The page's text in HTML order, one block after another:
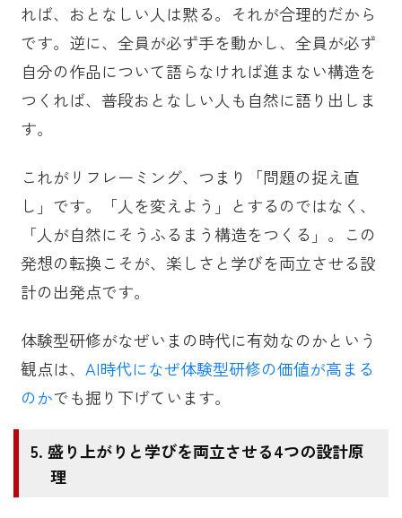
れば、おとなしい人は黙る。それが合理的だから
です。逆に、全員が必ず手を動かし、全員が必ず
自分の作品について語らなければ進まない構造を
つくれば、普段おとなしい人も自然に語り出しま
す。
これがリフレーミング、つまり「問題の捉え直
し」です。「人を変えよう」とするのではなく、
「人が自然にそうふるまう構造をつくる」。この
発想の転換こそが、楽しさと学びを両立させる設
計の出発点です。
体験型研修がなぜいまの時代に有効なのかという
観点は、 AI時代になぜ体験型研修の価値が高まる
のかでも掘り下げています。
盛り上がりと学びを両立させる4つの設計原
理